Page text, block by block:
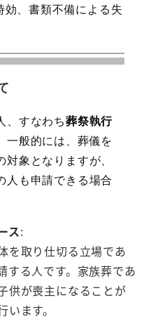
効、書類不備による失
、すなわち葬祭執行
一般的には、葬儀を
象となりますが、
人も申請できる場合
ス:
を取り仕切る立場であ
する人です。家族葬であ
供が喪主になることが
ます。